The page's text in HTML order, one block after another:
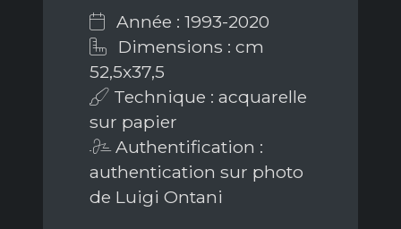
Année : 1993-2020
Dimensions : cm
52,5x37,5
Technique : acquarelle
sur papier
Authentification :
authentication sur photo
de Luigi Ontani